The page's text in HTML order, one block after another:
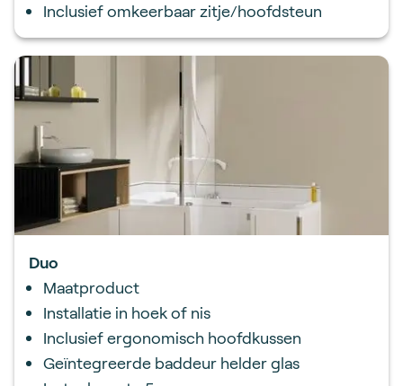
Inclusief omkeerbaar zitje/hoofdsteun
Duo
Maatproduct
Installatie in hoek of nis
Inclusief ergonomisch hoofdkussen
Geïntegreerde baddeur helder glas